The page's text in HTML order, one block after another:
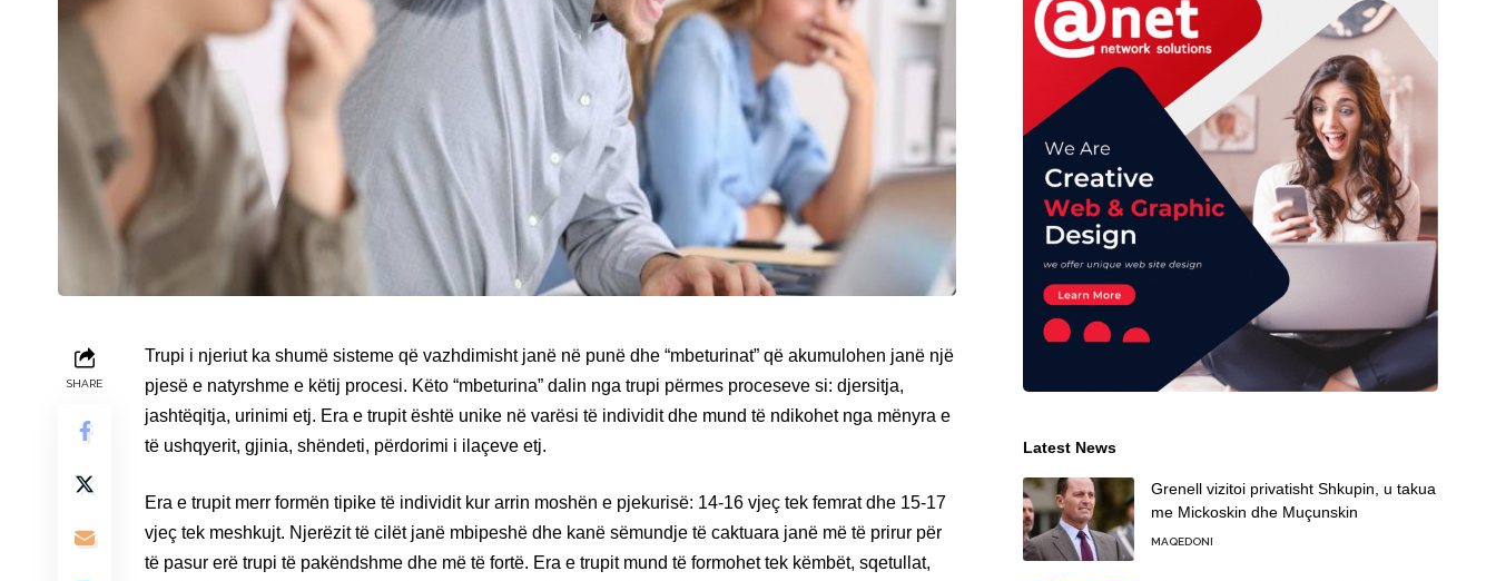
SHARE
Trupi i njeriut ka shumë sisteme që vazhdimisht janë në punë dhe “mbeturinat” që akumulohen janë një
pjesë e natyrshme e këtij procesi. Këto “mbeturina” dalin nga trupi përmes proceseve si: djersitja,
jashtëqitja, urinimi etj. Era e trupit është unike në varësi të individit dhe mund të ndikohet nga mënyra e
të ushqyerit, gjinia, shëndeti, përdorimi i ilaçeve etj.
Era e trupit merr formën tipike të individit kur arrin moshën e pjekurisë: 14-16 vjeç tek femrat dhe 15-17
vjeç tek meshkujt. Njerëzit të cilët janë mbipeshë dhe kanë sëmundje të caktuara janë më të prirur për
të pasur erë trupi të pakëndshme dhe më të fortë. Era e trupit mund të formohet tek këmbët, sqetullat,
Latest News
Grenell vizitoi privatisht Shkupin, u takua
me Mickoskin dhe Muçunskin
MAQEDONI